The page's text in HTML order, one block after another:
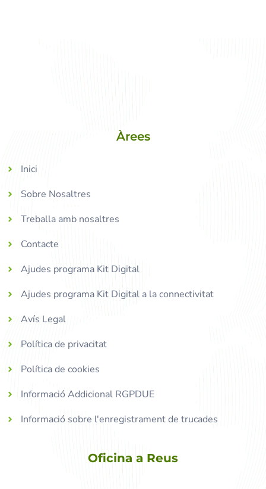
Àrees
Inici
Sobre Nosaltres
Treballa amb nosaltres
Contacte
Ajudes programa Kit Digital
Ajudes programa Kit Digital a la connectivitat
Avís Legal
Política de privacitat
Política de cookies
Informació Addicional RGPDUE
Informació sobre l'enregistrament de trucades
Oficina a Reus